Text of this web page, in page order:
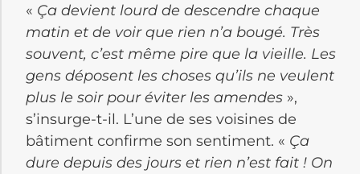
« Ça devient lourd de descendre chaque
matin et de voir que rien n’a bougé. Très
souvent, c’est même pire que la vieille. Les
gens déposent les choses qu’ils ne veulent
plus le soir pour éviter les amendes »,
s’insurge-t-il. L’une de ses voisines de
bâtiment confirme son sentiment. « Ça
dure depuis des jours et rien n’est fait ! On